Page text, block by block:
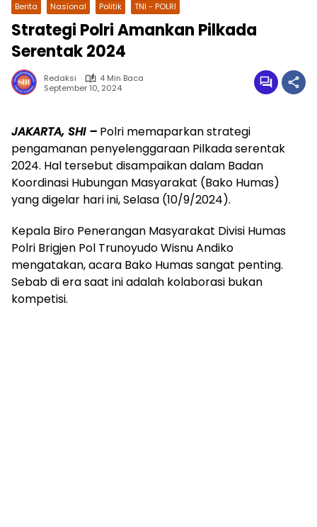
wa.me/087842777025
Berita Nasional Politik TNI - POLRI
Strategi Polri Amankan Pilkada
Serentak 2024
Redaksi
4 Min Baca
September 10, 2024
JAKARTA, SHI – Polri memaparkan strategi
pengamanan penyelenggaraan Pilkada serentak
2024. Hal tersebut disampaikan dalam Badan
Koordinasi Hubungan Masyarakat (Bako Humas)
yang digelar hari ini, Selasa (10/9/2024).
Kepala Biro Penerangan Masyarakat Divisi Humas
Polri Brigjen Pol Trunoyudo Wisnu Andiko
mengatakan, acara Bako Humas sangat penting.
Sebab di era saat ini adalah kolaborasi bukan
kompetisi.